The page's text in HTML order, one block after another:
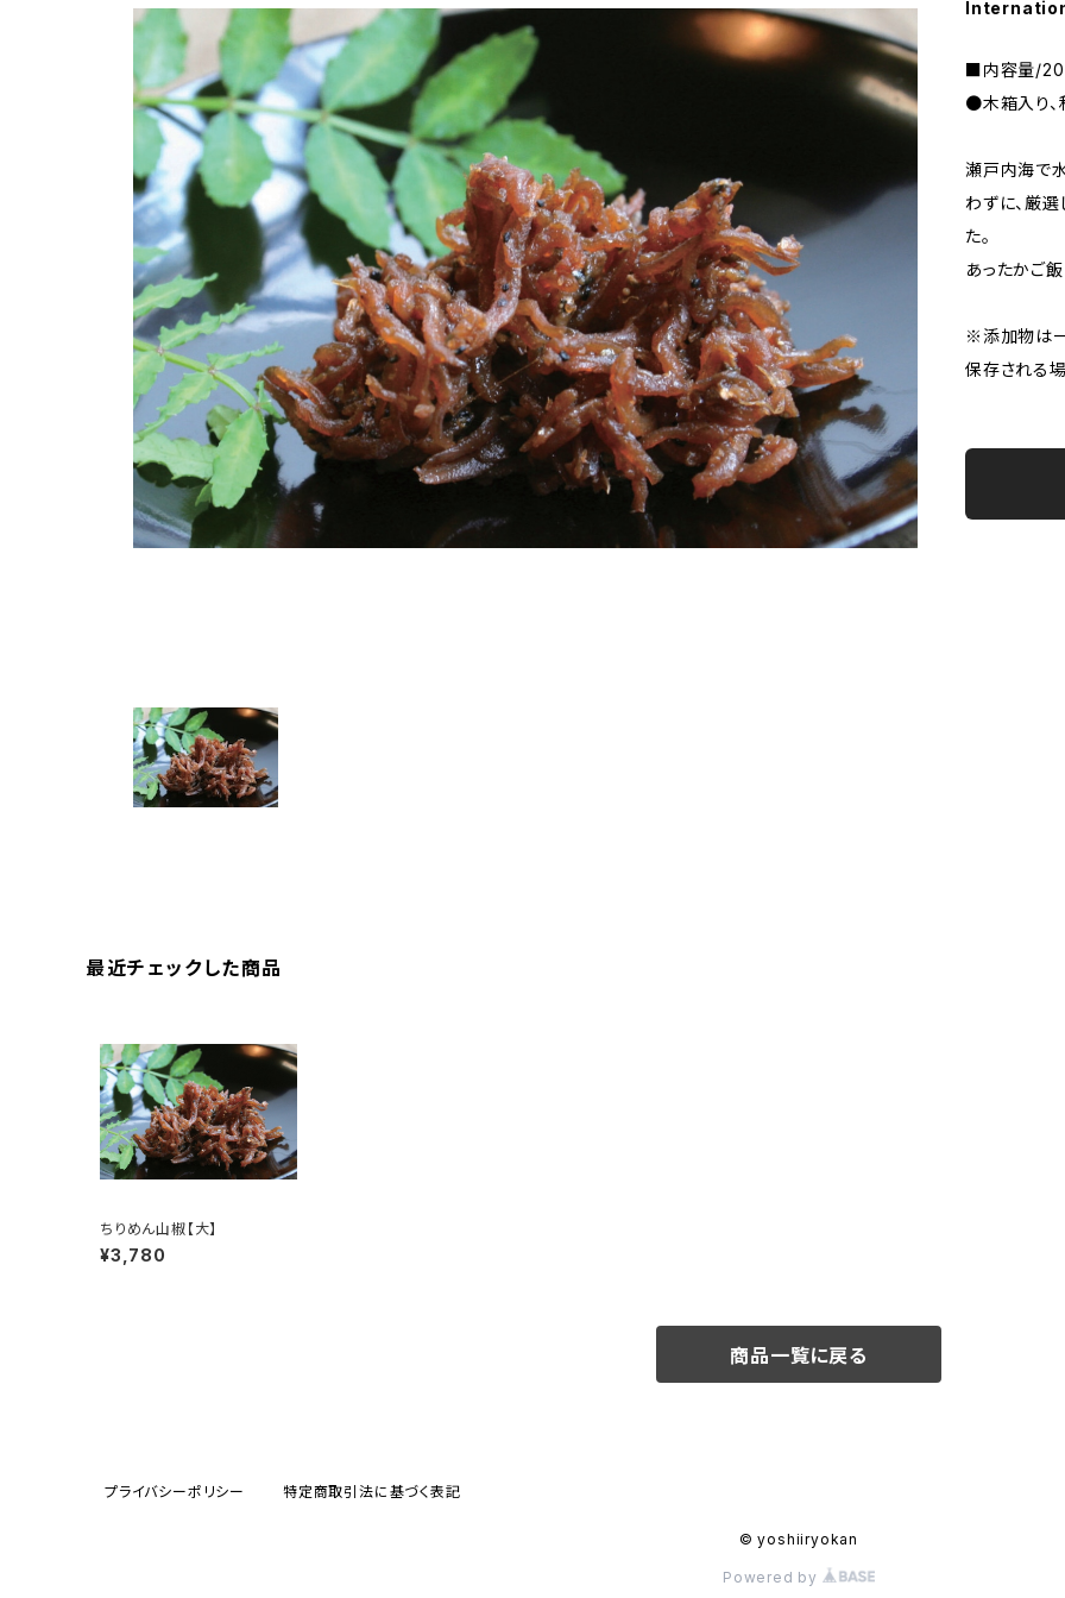
■内容量/
●木箱入り、
瀬戸内海で
わずに、厳
た。
あったかご
※添加物は
保存される
最近チェックした商品
ちりめん山椒【大】
¥3,780
商品一覧に戻る
プライバシーポリシー 特定商取引法に基づく表記
© yoshiiryokan
Powered by